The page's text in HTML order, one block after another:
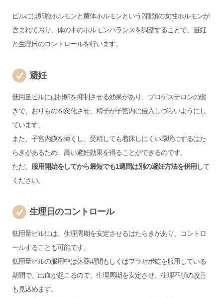
ピルには卵胞ホルモンと黄体ホルモンという2種類の女性ホルモンが
含まれており、体の中のホルモンバランスを調整することで、避妊
と生理日のコントロールを行います。
避妊
低用量ピルには排卵を抑制させる効果があり、プロゲステロンの働
きで、おりものを変化させ、精子が子宮内に侵入しづらいようにし
ています。
また、子宮内膜を薄くし、受精しても着床しにくい環境にするはた
らきがあるため、高い避妊効果を得ることができるのです。
ただ、 服用開始をしてから最短でも1週間は別の避妊方法を併用 して
ください。
生理日のコントロール
低用量ピルには、生理周期を安定させるはたらきがあり、コントロ
ールすることも可能です。
低用量ピルの服用中は休薬期間もしくはプラセボ錠を服用している
期間で、出血が起こるので、生理周期を安定させ、生理不順の改善
も見込めます。